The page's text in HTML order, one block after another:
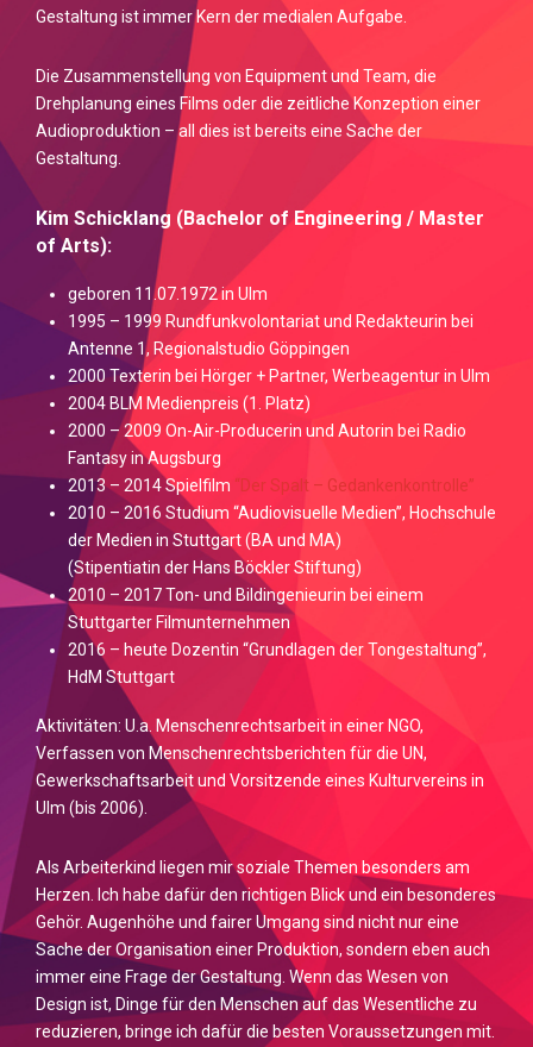
Gestaltung ist immer Kern der medialen Aufgabe.
Die Zusammenstellung von Equipment und Team, die
Drehplanung eines Films oder die zeitliche Konzeption einer
Audioproduktion – all dies ist bereits eine Sache der
Gestaltung.
Kim Schicklang (Bachelor of Engineering / Master
of Arts):
geboren 11.07.1972 in Ulm
1995 – 1999 Rundfunkvolontariat und Redakteurin bei
Antenne 1, Regionalstudio Göppingen
2000 Texterin bei Hörger + Partner, Werbeagentur in Ulm
2004 BLM Medienpreis (1. Platz)
2000 – 2009 On-Air-Producerin und Autorin bei Radio
Fantasy in Augsburg
2013 – 2014 Spielfilm “Der Spalt – Gedankenkontrolle”
2010 – 2016 Studium “Audiovisuelle Medien”, Hochschule
der Medien in Stuttgart (BA und MA)
(Stipentiatin der Hans Böckler Stiftung)
2010 – 2017 Ton- und Bildingenieurin bei einem
Stuttgarter Filmunternehmen
2016 – heute Dozentin “Grundlagen der Tongestaltung”,
HdM Stuttgart
Aktivitäten: U.a. Menschenrechtsarbeit in einer NGO,
Verfassen von Menschenrechtsberichten für die UN,
Gewerkschaftsarbeit und Vorsitzende eines Kulturvereins in
Ulm (bis 2006).
Als Arbeiterkind liegen mir soziale Themen besonders am
Herzen. Ich habe dafür den richtigen Blick und ein besonderes
Gehör. Augenhöhe und fairer Umgang sind nicht nur eine
Sache der Organisation einer Produktion, sondern eben auch
immer eine Frage der Gestaltung. Wenn das Wesen von
Design ist, Dinge für den Menschen auf das Wesentliche zu
reduzieren, bringe ich dafür die besten Voraussetzungen mit.